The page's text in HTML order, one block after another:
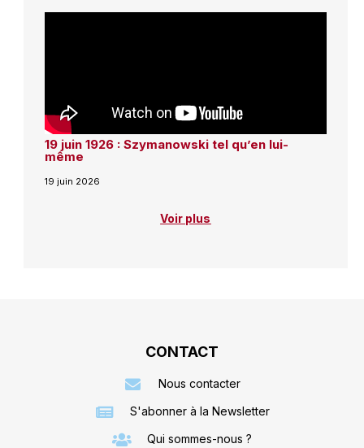
19 juin 1926 : Szymanowski tel qu’en lui-
même
19 juin 2026
Voir plus
CONTACT
Nous contacter
S'abonner à la Newsletter
Qui sommes-nous ?